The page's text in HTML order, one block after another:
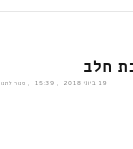
19 ביוני 2018 15:39 סגור